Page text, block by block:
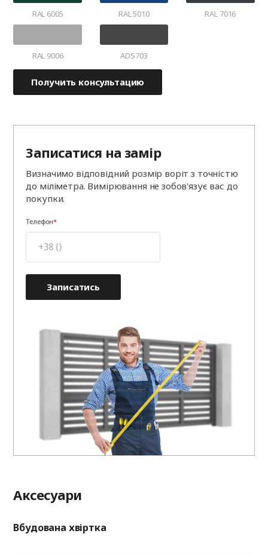
RAL 6005 RAL 5010 RAL 7016
RAL 9006 ADS703
Получить консультацию
Записатися на замір
Визначимо відповідний розмір воріт з точністю
до міліметра. Вимірювання не зобов'язує вас до
покупки.
Телефон
Записатись
Аксесуари
Вбудована хвіртка